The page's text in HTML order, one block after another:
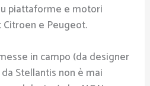
piattaforme e motori
e Peugeot.
in campo (da designer
Stellantis non è mai